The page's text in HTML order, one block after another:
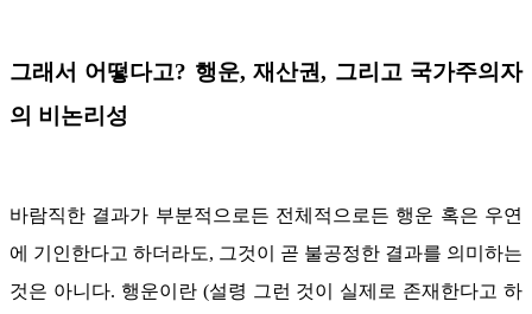
그래서 어떻다고? 행운, 재산권, 그리고 국가주의자
의 비논리성
바람직한 결과가 부분적으로든 전체적으로든 행운 혹은 우연
에 기인한다고 하더라도, 그것이 곧 불공정한 결과를 의미하는
것은 아니다. 행운이란 (설령 그런 것이 실제로 존재한다고 하